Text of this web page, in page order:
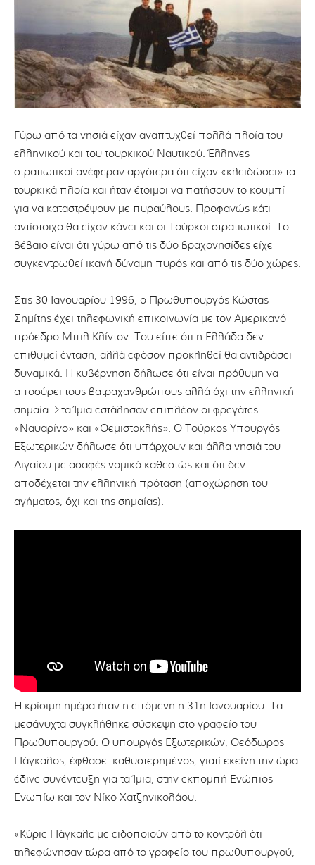
Γύρω από τα νησιά είχαν αναπτυχθεί πολλά πλοία του
ελληνικού και του τουρκικού Ναυτικού. Έλληνες
στρατιωτικοί ανέφεραν αργότερα ότι είχαν «κλειδώσει» τα
τουρκικά πλοία και ήταν έτοιμοι να πατήσουν το κουμπί
για να καταστρέψουν με πυραύλους. Προφανώς κάτι
αντίστοιχο θα είχαν κάνει και οι Τούρκοι στρατιωτικοί. Το
βέβαιο είναι ότι γύρω από τις δύο βραχονησίδες είχε
συγκεντρωθεί ικανή δύναμη πυρός και από τις δύο χώρες.
Στις 30 Ιανουαρίου 1996, ο Πρωθυπουργός Κώστας
Σημίτης έχει τηλεφωνική επικοινωνία με τον Αμερικανό
πρόεδρο Μπιλ Κλίντον. Του είπε ότι η Ελλάδα δεν
επιθυμεί ένταση, αλλά εφόσον προκληθεί θα αντιδράσει
δυναμικά. Η κυβέρνηση δήλωσε ότι είναι πρόθυμη να
αποσύρει τους βατραχανθρώπους αλλά όχι την ελληνική
σημαία. Στα Ίμια εστάλησαν επιπλέον οι φρεγάτες
«Ναυαρίνο» και «Θεμιστοκλής». Ο Τούρκος Υπουργός
Εξωτερικών δήλωσε ότι υπάρχουν και άλλα νησιά του
Αιγαίου με ασαφές νομικό καθεστώς και ότι δεν
αποδέχεται την ελληνική πρόταση (αποχώρηση του
αγήματος, όχι και της σημαίας).
Η κρίσιμη ημέρα ήταν η επόμενη η 31η Ιανουαρίου. Τα
μεσάνυχτα συγκλήθηκε σύσκεψη στο γραφείο του
Πρωθυπουργού. Ο υπουργός Εξωτερικών, Θεόδωρος
Πάγκαλος, έφθασε καθυστερημένος, γιατί εκείνη την ώρα
έδινε συνέντευξη για τα Ίμια, στην εκπομπή Ενώπιος
Ενωπίω και τον Νίκο Χατζηνικολάου.
«Κύριε Πάγκαλε με ειδοποιούν από το κοντρόλ ότι
τηλεφώνησαν τώρα από το γραφείο του πρωθυπουργού,